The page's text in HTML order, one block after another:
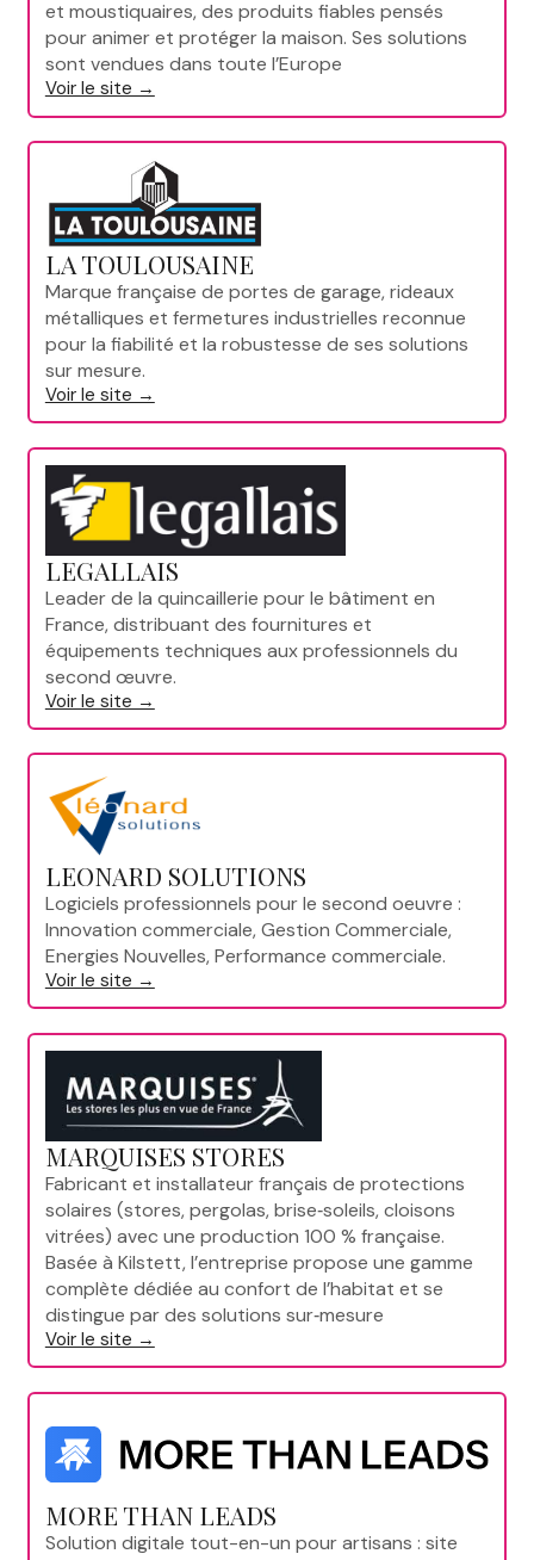
et moustiquaires, des produits fiables pensés
pour animer et protéger la maison. Ses solutions
sont vendues dans toute l’Europe
Voir le site →
LA TOULOUSAINE
Marque française de portes de garage, rideaux
métalliques et fermetures industrielles reconnue
pour la fiabilité et la robustesse de ses solutions
sur mesure.
Voir le site →
LEGALLAIS
Leader de la quincaillerie pour le bâtiment en
France, distribuant des fournitures et
équipements techniques aux professionnels du
second œuvre.
Voir le site →
LEONARD SOLUTIONS
Logiciels professionnels pour le second oeuvre :
Innovation commerciale, Gestion Commerciale,
Energies Nouvelles, Performance commerciale.
Voir le site →
MARQUISES STORES
Fabricant et installateur français de protections
solaires (stores, pergolas, brise‑soleils, cloisons
vitrées) avec une production 100 % française.
Basée à Kilstett, l’entreprise propose une gamme
complète dédiée au confort de l’habitat et se
distingue par des solutions sur‑mesure
Voir le site →
MORE THAN LEADS
Solution digitale tout-en-un pour artisans : site